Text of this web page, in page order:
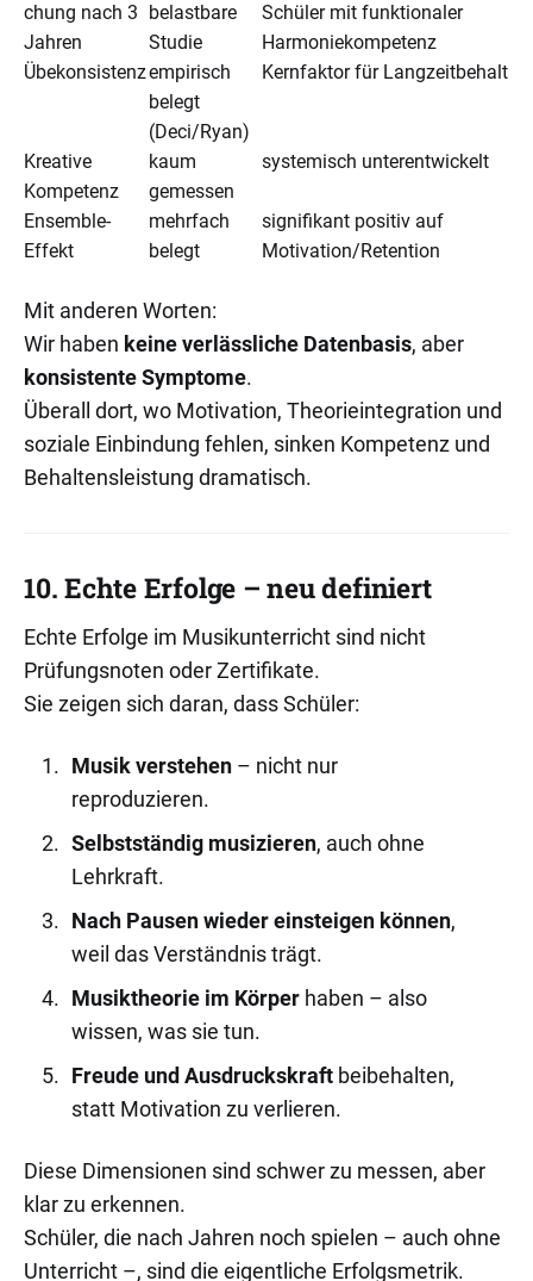
chung nach 3
Jahren
belastbare
Studie
Schüler mit funktionaler
Harmoniekompetenz
Übekonsistenzempirisch
belegt
(Deci/Ryan)
Kernfaktor für Langzeitbehalt
Kreative
Kompetenz
kaum
gemessen
systemisch unterentwickelt
Ensemble-
Effekt
mehrfach
belegt
signifikant positiv auf
Motivation/Retention
Mit anderen Worten:
Wir haben keine verlässliche Datenbasis, aber
konsistente Symptome.
Überall dort, wo Motivation, Theorieintegration und
soziale Einbindung fehlen, sinken Kompetenz und
Behaltensleistung dramatisch.
10. Echte Erfolge – neu definiert
Echte Erfolge im Musikunterricht sind nicht
Prüfungsnoten oder Zertifikate.
Sie zeigen sich daran, dass Schüler:
Musik verstehen– nicht nur
reproduzieren.
Selbstständig musizieren, auch ohne
Lehrkraft.
Nach Pausen wieder einsteigen können,
weil das Verständnis trägt.
Musiktheorie im Körperhaben – also
wissen, was sie tun.
Freude und Ausdruckskraftbeibehalten,
statt Motivation zu verlieren.
Diese Dimensionen sind schwer zu messen, aber
klar zu erkennen.
Schüler, die nach Jahren noch spielen – auch ohne
Unterricht –, sind die eigentliche Erfolgsmetrik.